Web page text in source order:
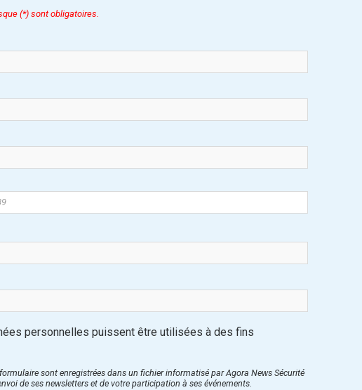
(*) sont obligatoires.
personnelles puissent être utilisées à des fins
sont enregistrées dans un fichier informatisé par Agora News Sécurité
de ses newsletters et de votre participation à ses événements.